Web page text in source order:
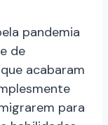
pandemia
de
acabaram
para